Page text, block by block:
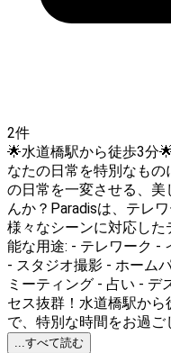
2件
🌟水道橋駅から徒歩3分
なたの日常を特別なものに💫 🏰スペース名:
の日常を一変させる、
んか？Paradisは、テレ
様々なシーンに対応したデイ
能な用途: - テレワーク -
- スタジオ撮影 - ホーム
ミーティング - 占い - デスクワーク 🚉最
セス抜群！水道橋駅から徒
で、特別な時間をお過ご
🌈...すべて読む